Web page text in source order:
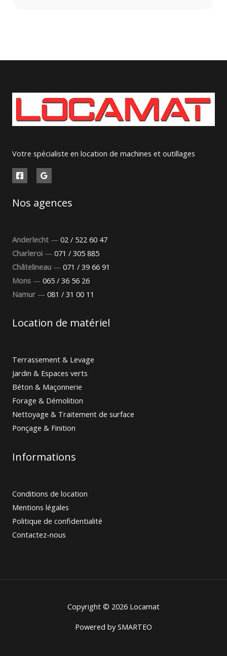
Votre spécialiste en location de machines et outillages
Nos agences
Anderlecht — 02 / 522 60 47
Charleroi — 071 / 305 885
Châtelineau — 071 / 39 66 91
Mons — 065 / 36 56 26
Namur — 081 / 31 00 11
Location de matériel
Terrassement & Levage
Jardin & Espaces verts
Béton & Maçonnerie
Forage & Démolition
Nettoyage & Traitement de surface
Ponçage & Finition
Informations
Conditions de location
Mentions légales
Politique de confidentialité
Contactez-nous
Copyright © 2026 Locamat
Powered bySMARTEO